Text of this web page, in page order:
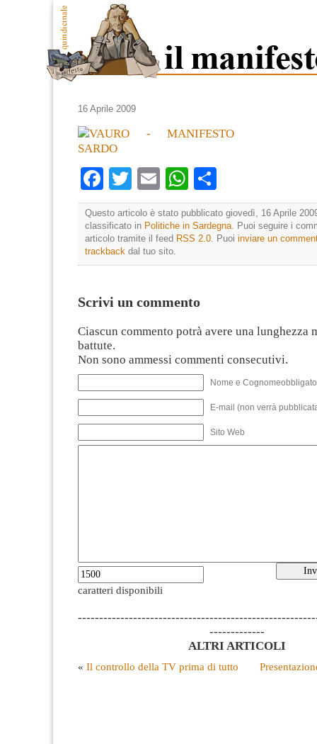
16 Aprile 2009
Facebook
TwitterEmailWhatsApp
Questo articolo è stato pubblicato giovedì, 16 Aprile
classificato in Politiche in Sardegna. Puoi seguire i
articolo tramite il feed RSS 2.0. Puoi inviare un
trackback dal tuo sito.
Scrivi un commento
Ciascun commento potrà avere una lunghezza
battute.
Non sono ammessi commenti consecutivi.
Nome e
E-mail (non verrà
Sito Web
caratteri disponibili
-------------
ALTRI ARTICOLI
« Il controllo della TV prima di tutto